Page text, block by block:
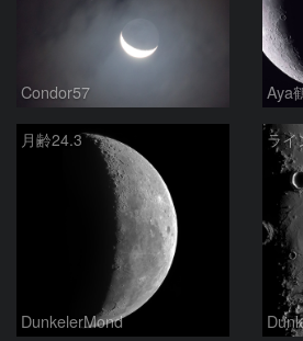
Condor57 Aya
月齢24.3
DunkelerMond
ライ